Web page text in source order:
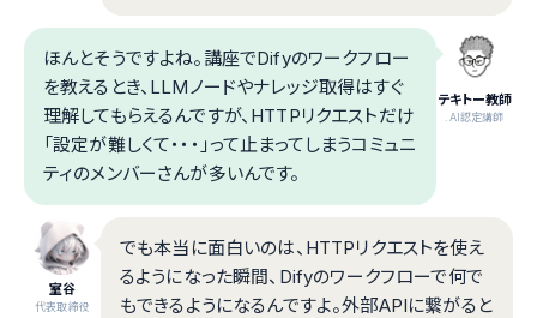
テキトー教師
.AI認定講師
ほんとそうですよね。講座でDifyのワークフロー
を教えるとき、LLMノードやナレッジ取得はすぐ
理解してもらえるんですが、HTTPリクエストだけ
「設定が難しくて・・・」って止まってしまうコミュニ
ティのメンバーさんが多いんです。
室谷
代表取締役
でも本当に面白いのは、HTTPリクエストを使え
るようになった瞬間、Difyのワークフローで何で
もできるようになるんですよ。外部APIに繋がると